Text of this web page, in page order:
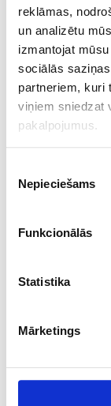
reklāmas,
un analizētu
izmantojat
sociālās
partneriem, kuri
viņiem sniedzat
pakalpojumus.
izvēle
Nepieciešams
Funkcionālās
Statistika
Mārketings